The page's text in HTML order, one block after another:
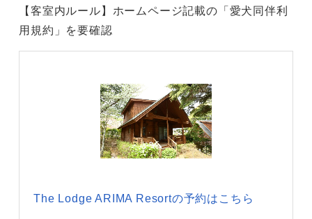
【客室内ルール】ホームページ記載の「愛犬同伴利
用規約」を要確認
The Lodge ARIMA Resortの予約はこちら